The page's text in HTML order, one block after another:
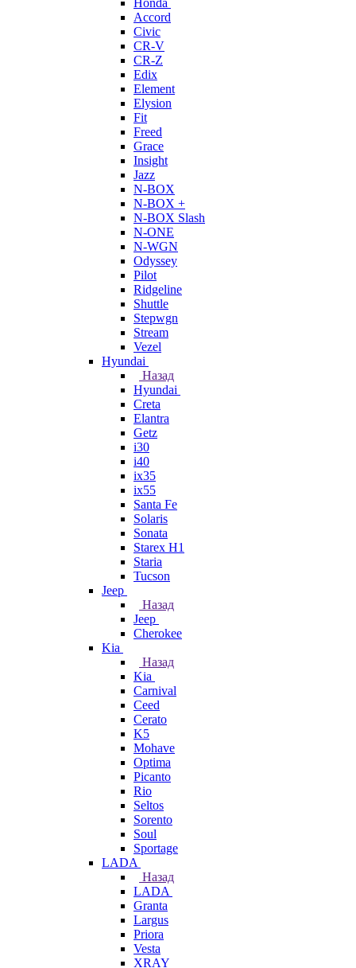
Honda
Accord
Civic
CR-V
CR-Z
Edix
Element
Elysion
Fit
Freed
Grace
Insight
Jazz
N-BOX
N-BOX +
N-BOX Slash
N-ONE
N-WGN
Odyssey
Pilot
Ridgeline
Shuttle
Stepwgn
Stream
Vezel
Hyundai
Назад
Hyundai
Creta
Elantra
Getz
i30
i40
ix35
ix55
Santa Fe
Solaris
Sonata
Starex H1
Staria
Tucson
Jeep
Назад
Jeep
Cherokee
Kia
Назад
Kia
Carnival
Ceed
Cerato
K5
Mohave
Optima
Picanto
Rio
Seltos
Sorento
Soul
Sportage
LADA
Назад
LADA
Granta
Largus
Priora
Vesta
XRAY